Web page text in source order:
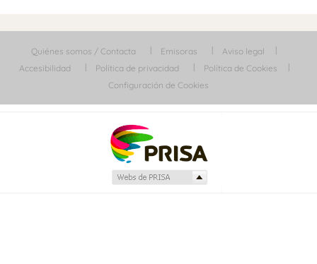
Quiénes somos / Contacta Emisoras
Aviso legal
Accesibilidad
Política de privacidad
Política de Cookies
Configuración de Cookies